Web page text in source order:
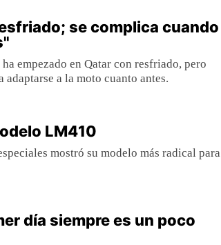
se complica cuando
empezado en Qatar con resfriado, pero
a la moto cuanto antes.
LM410
mostró su modelo más radical para
día siempre es un poco